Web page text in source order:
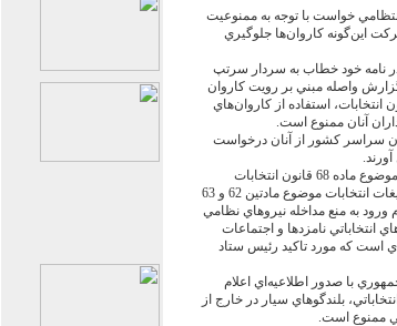
خواست با توجه به ممنوعيت
اين‌‏گونه كاروان‌‏ها جلوگيري
نامه خود خطاب به سردار سرتپ
واصله مبني بر رويت كاروان
انتخابات، استفاده از كاروان‌‏هاي
آنان ممنوع است.
سراسر كشور از آنان درخواست
ممنوعيت استفاده از امكانات دولتي و ميز خطابه نماز جمعه موضوع ماده 68 قانون انتخابات
رياست جمهوري، عدم رعايت مصوبات كميسيون بررسي تبليغات انتخابات موضوع مادتين 62 و 63
ورود به منع مداخله نيروهاي نظامي
انتخاباتي نامزدها و اجتماعات
است كه مورد تاكيد رئيس ستاد
با صدور اطلاعيه‌‏اي اعلام
بلندگوهاي سيار در خارج از
ممنوع است.